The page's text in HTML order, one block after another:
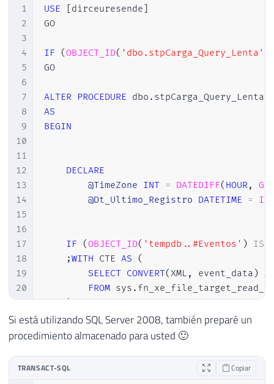
1
2
3
4
5
6
7
8
9
10
11
12
13
14
15
16
17
18
19
20
21
22
23
USE [dirceuresende]
GO
IF (OBJECT_ID( 'dbo.stpCarga_Query_Lenta'
GO
ALTER PROCEDURE dbo .
AS
BEGIN
DECLARE
@TimeZone INT = DATEDIFF( HOUR,
@Dt_Ultimo_Registro DATETIME =
IF (OBJECT_ID( 'tempdb..#Eventos' ) IS
;WITH CTE AS
(
SELECT CONVERT(XML , event_data )
FROM sys .
)
SELECT
DATEADD (HOUR, @TimeZone
Si está utilizando SQL Server 2008, también preparé un
procedimiento almacenado para usted 🙂
TRANSACT-SQL Copiar